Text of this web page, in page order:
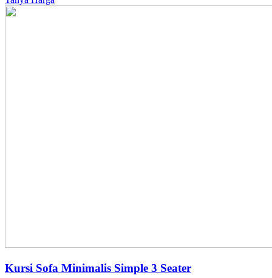
Kursi Sofa Minimalis Simple 3 Seater